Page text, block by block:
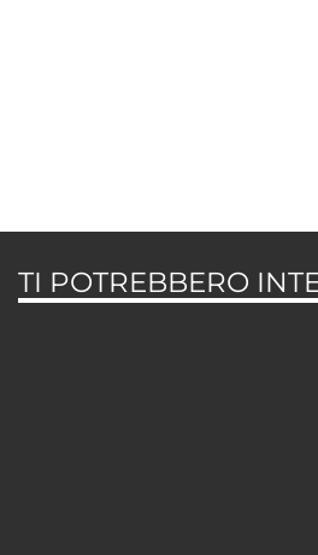
TI POTREBBERO